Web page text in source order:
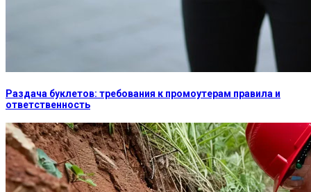
Раздача буклетов: требования к промоутерам правила и
ответственность